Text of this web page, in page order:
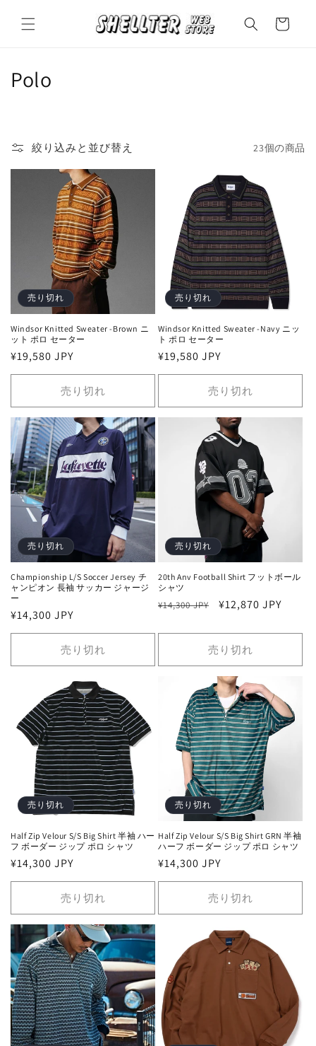
ンツに
進む
ー
コ
シ
Polo
絞り込みと並び替え 23個の商品
売り切れ
Windsor Knitted Sweater -Brown ニ
ット ポロ セーター
通
常
格
¥19,580 JPY
売り切れ
売り切れ
Windsor Knitted Sweater -Navy ニッ
ト ポロ セーター
通
常
格
¥19,580 JPY
売り切れ
売り切れ
Championship L/S Soccer Jersey チ
ャンピオン 長袖 サッカー ジャージ
ー
通
常
格
¥14,300 JPY
売り切れ
売り切れ
20th Anv Football Shirt フットボール
シャツ
通
価
¥14,300 JPY
セ
ル
価
¥12,870 JPY
売り切れ
売り切れ
Half Zip Velour S/S Big Shirt 半袖 ハー
フ ボーダー ジップ ポロ シャツ
通
常
格
¥14,300 JPY
売り切れ
売り切れ
Half Zip Velour S/S Big Shirt GRN 半袖
ハーフ ボーダー ジップ ポロ シャツ
通
常
格
¥14,300 JPY
売り切れ